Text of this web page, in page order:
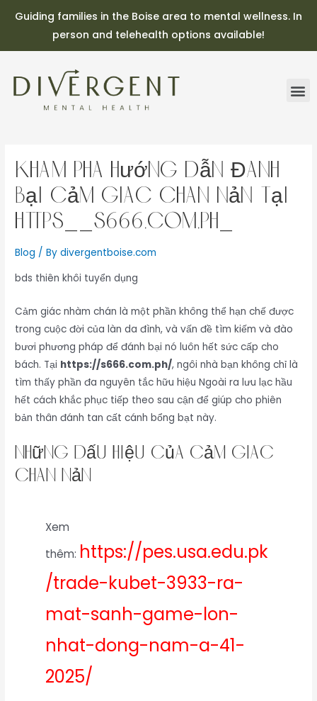
Guiding families in the Boise area to mental wellness. In
person and telehealth options available!
Khám Phá Hướng Dẫn Đánh
Bại Cảm Giác Chán Nản Tại
Https__s666.com.ph_
Blog / Bydivergentboise.com
bds thiên khôi tuyển dụng
Cảm giác nhàm chán là một phần không thể hạn chế được
trong cuộc đời của làn da đình, và vấn đề tìm kiếm và đào
bươi phương pháp để đánh bại nó luôn hết sức cấp cho
bách. Tại https://s666.com.ph/, ngôi nhà bạn không chỉ là
tìm thấy phần đa nguyên tắc hữu hiệu Ngoài ra lưu lạc hầu
hết cách khắc phục tiếp theo sau cận để giúp cho phiên
bản thân đánh tan cất cánh bổng bạt này.
Những Dấu Hiệu Của Cảm Giác
Chán Nản
Xem
thêm: https://pes.usa.edu.pk
/trade-kubet-3933-ra-
mat-sanh-game-lon-
nhat-dong-nam-a-41-
2025/